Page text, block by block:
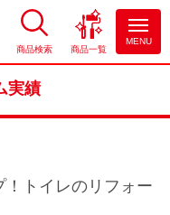
商品検索 商品一覧
MENU
実績
トイレのリフォー